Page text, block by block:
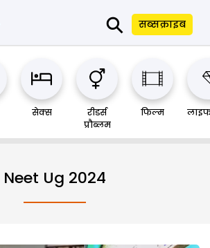
⚲ सब्सक्राइब
सेक्स
रीडर्स
प्रौब्लम
फिल्म
Neet Ug 2024